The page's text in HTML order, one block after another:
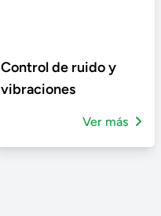
Control de ruido y
vibraciones
Ver más